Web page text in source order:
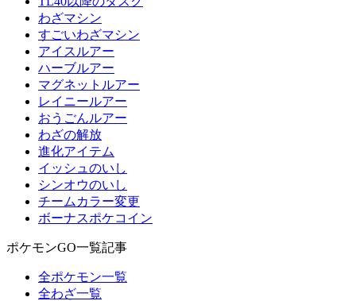
わざマシン
すごいわざマシン
アイスルアー
ハーブルアー
マグネットルアー
レイニールアー
おうごんルアー
わざの解放
進化アイテム
イッシュのいし
シンオウのいし
チームカラー変更
ボーナスポケコイン
ポケモンGO一覧記事
全ポケモン一覧
全わざ一覧